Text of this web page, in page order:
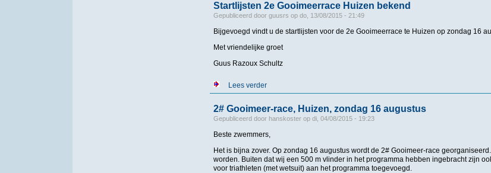
Startlijsten 2e Gooimeerrace Huizen bekend
Gepubliceerd door guusrs op do, 13/08/2015 - 21:49
Bijgevoegd vindt u de startlijsten voor de 2e Gooimeerrace te Huizen op zondag 16
Met vriendelijke groet
Guus Razoux Schultz
Lees verderover Startlijsten 2e Gooimeerrace Huizen bekend
2# Gooimeer-race, Huizen, zondag 16 augustus
Gepubliceerd door hanskosterop di, 04/08/2015 - 19:23
Beste zwemmers,
Het is bijna zover. Op zondag 16 augustus wordt de 2# Gooimeer-race
worden. Buiten dat wij een 500 m vlinder in het programma hebben ingebracht zijn
voor triathleten (met wetsuit) aan het programma toegevoegd.